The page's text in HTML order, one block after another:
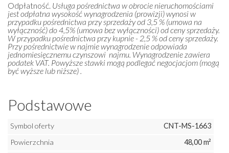
Odpłatność. Usługa pośrednictwa w obrocie nieruchomościami
jest odpłatna wysokość wynagrodzenia (prowizji) wynosi w
przypadku pośrednictwa przy sprzedaży od 3,5 % (umowa na
wyłączność) do 4,5% (umowa bez wyłączności) od ceny sprzedaży.
W przypadku pośrednictwa przy kupnie - 2,5 % od ceny sprzedaży.
Przy pośrednictwie w najmie wynagrodzenie odpowiada
jednomiesięcznemu czynszowi najmu. Wynagrodzenie zawiera
podatek VAT. Powyższe stawki mogą podlegać negocjacjom (mogą
być wyższe lub niższe) .
Podstawowe
Symbol oferty
CNT-MS-1663
Powierzchnia
48,00 m²